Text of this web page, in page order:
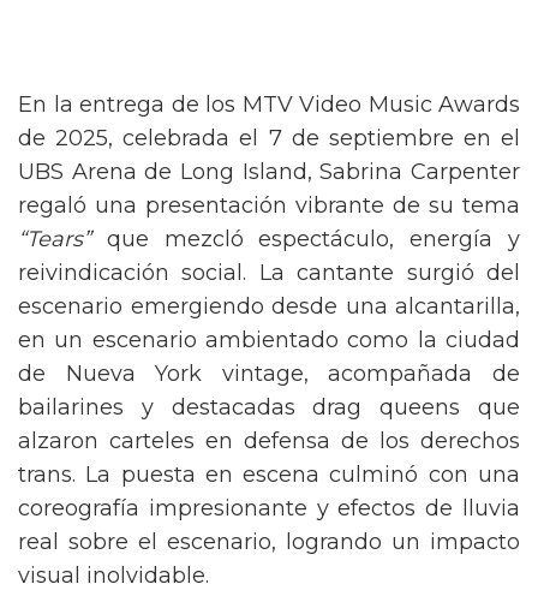
En la entrega de los MTV Video Music Awards
de 2025, celebrada el 7 de septiembre en el
UBS Arena de Long Island, Sabrina Carpenter
regaló una presentación vibrante de su tema
“Tears”que mezcló espectáculo, energía y
reivindicación social. La cantante surgió del
escenario emergiendo desde una alcantarilla,
en un escenario ambientado como la ciudad
de Nueva York vintage, acompañada de
bailarines y destacadas drag queens que
alzaron carteles en defensa de los derechos
trans. La puesta en escena culminó con una
coreografía impresionante y efectos de lluvia
real sobre el escenario, logrando un impacto
visual inolvidable.